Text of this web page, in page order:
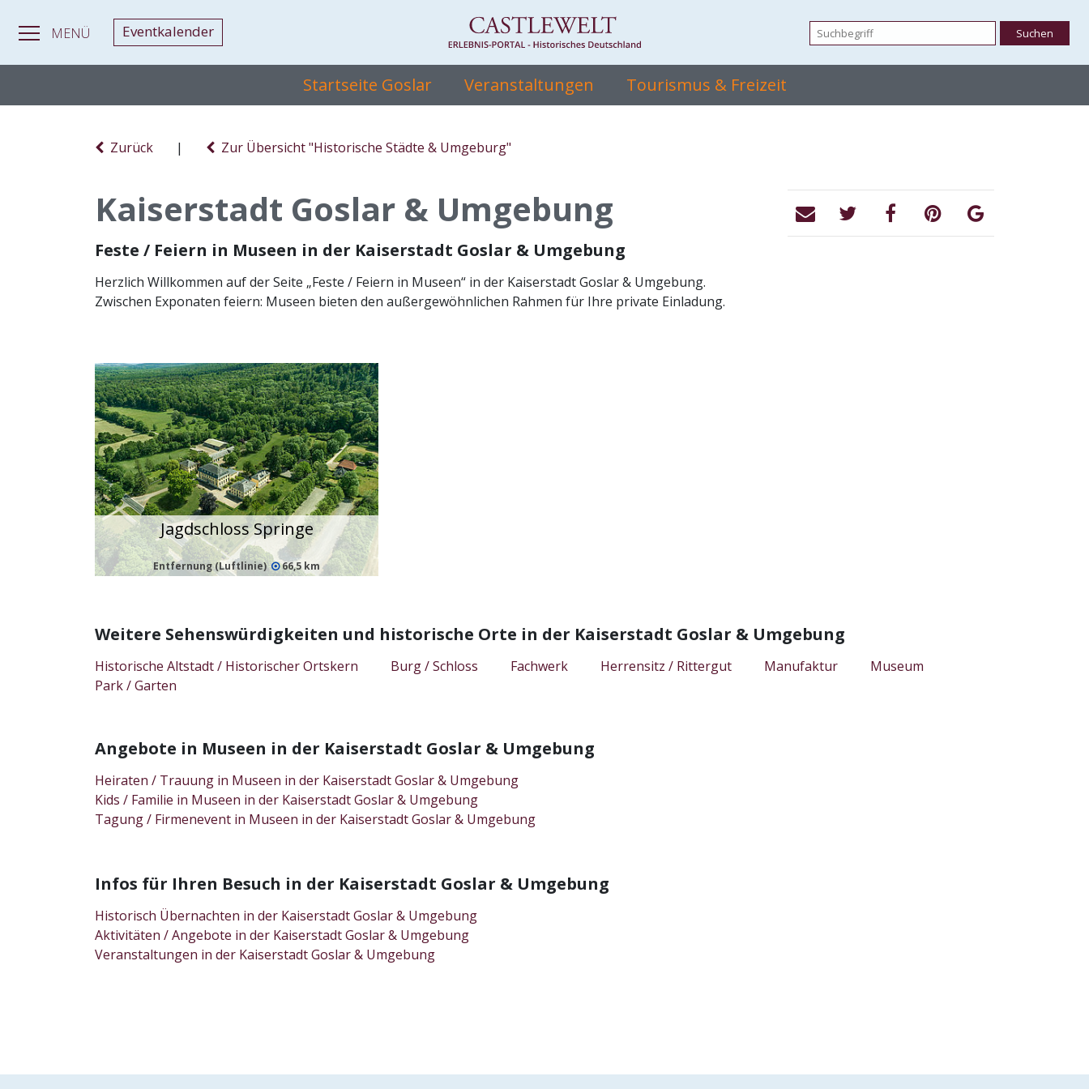
MENÜ Eventkalender
Startseite Goslar Veranstaltungen Tourismus & Freizeit
Zurück | Zur Übersicht "Historische Städte & Umgeburg"
Kaiserstadt Goslar & Umgebung
Feste / Feiern in Museen in der Kaiserstadt Goslar & Umgebung
Herzlich Willkommen auf der Seite „Feste / Feiern in Museen“ in der Kaiserstadt Goslar & Umgebung.
Zwischen Exponaten feiern: Museen bieten den außergewöhnlichen Rahmen für Ihre private Einladung.
Jagdschloss Springe
Entfernung (Luftlinie) 66,5 km
Weitere Sehenswürdigkeiten und historische Orte in der Kaiserstadt Goslar & Umgebung
Historische Altstadt / Historischer Ortskern Burg / Schloss Fachwerk Herrensitz / Rittergut Manufaktur
Museum
Park / Garten
Angebote in Museen in der Kaiserstadt Goslar & Umgebung
Heiraten / Trauung in Museen in der Kaiserstadt Goslar & Umgebung
Kids / Familie in Museen in der Kaiserstadt Goslar & Umgebung
Tagung / Firmenevent in Museen in der Kaiserstadt Goslar & Umgebung
Infos für Ihren Besuch in der Kaiserstadt Goslar & Umgebung
Historisch Übernachten in der Kaiserstadt Goslar & Umgebung
Aktivitäten / Angebote in der Kaiserstadt Goslar & Umgebung
Veranstaltungen in der Kaiserstadt Goslar & Umgebung